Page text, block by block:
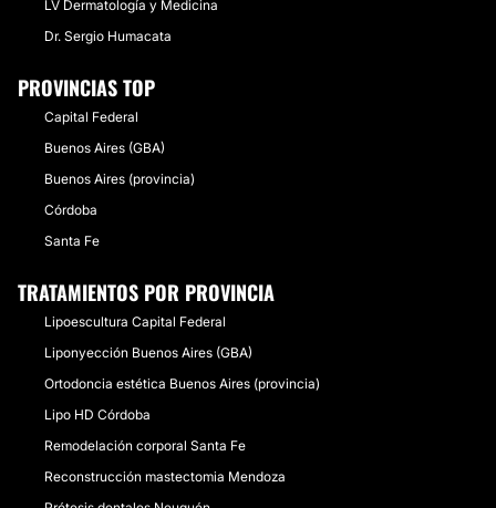
LV Dermatología y Medicina
Dr. Sergio Humacata
PROVINCIAS TOP
Capital Federal
Buenos Aires (GBA)
Buenos Aires (provincia)
Córdoba
Santa Fe
TRATAMIENTOS POR PROVINCIA
Lipoescultura Capital Federal
Liponyección Buenos Aires (GBA)
Ortodoncia estética Buenos Aires (provincia)
Lipo HD Córdoba
Remodelación corporal Santa Fe
Reconstrucción mastectomia Mendoza